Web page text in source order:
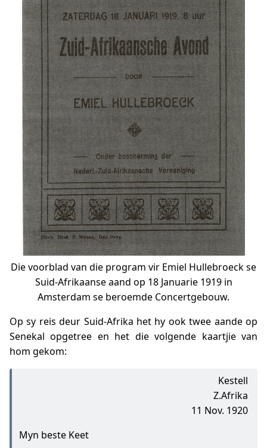
Die voorblad van die program vir Emiel Hullebroeck se
Suid-Afrikaanse aand op 18 Januarie 1919 in
Amsterdam se beroemde Concertgebouw.
Op sy reis deur Suid-Afrika het hy ook twee aande op
Senekal opgetree en het die volgende kaartjie van
hom gekom:
Kestell
Z.Afrika
11 Nov. 1920
Myn beste Keet